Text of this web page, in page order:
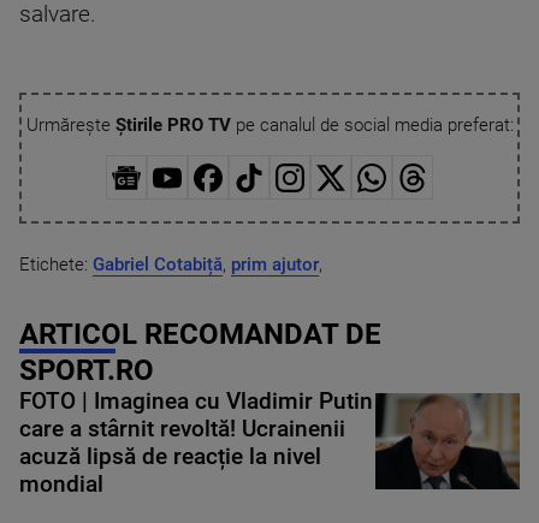
salvare.
Urmărește Știrile PRO TVpe canalul de social media preferat:
Etichete: Gabriel Cotabiță, prim ajutor,
ARTICOL RECOMANDAT DE
SPORT.RO
FOTO | Imaginea cu Vladimir Putin
care a stârnit revoltă! Ucrainenii
acuză lipsă de reacție la nivel
mondial